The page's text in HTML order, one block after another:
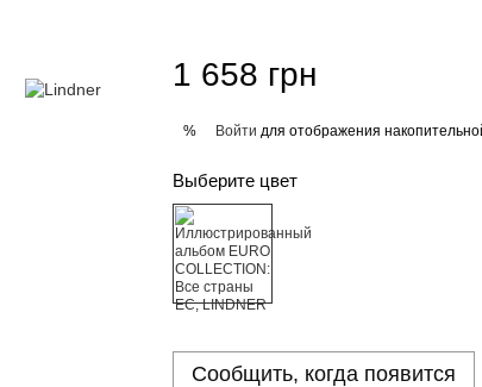
1 658 грн
% Войти для отображения
Выберите цвет
Сообщить, когда появится